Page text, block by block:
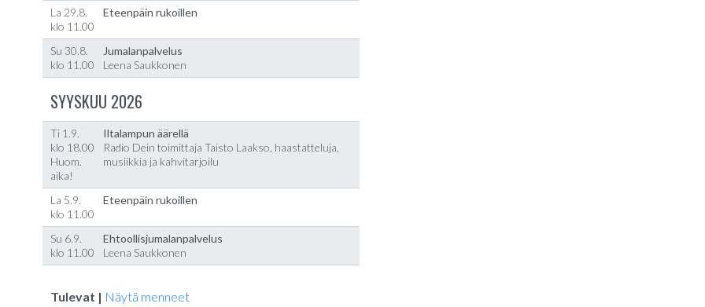
La 29.8.
klo 11.00
Eteenpäin rukoillen
Su 30.8.
klo 11.00
Jumalanpalvelus
Leena Saukkonen
SYYSKUU 2026
Ti 1.9.
klo 18.00
Huom.
aika!
Iltalampun äärellä
Radio Dein toimittaja Taisto Laakso, haastatteluja,
musiikkia ja kahvitarjoilu
La 5.9.
klo 11.00
Eteenpäin rukoillen
Su 6.9.
klo 11.00
Ehtoollisjumalanpalvelus
Leena Saukkonen
Tulevat | Näytä menneet